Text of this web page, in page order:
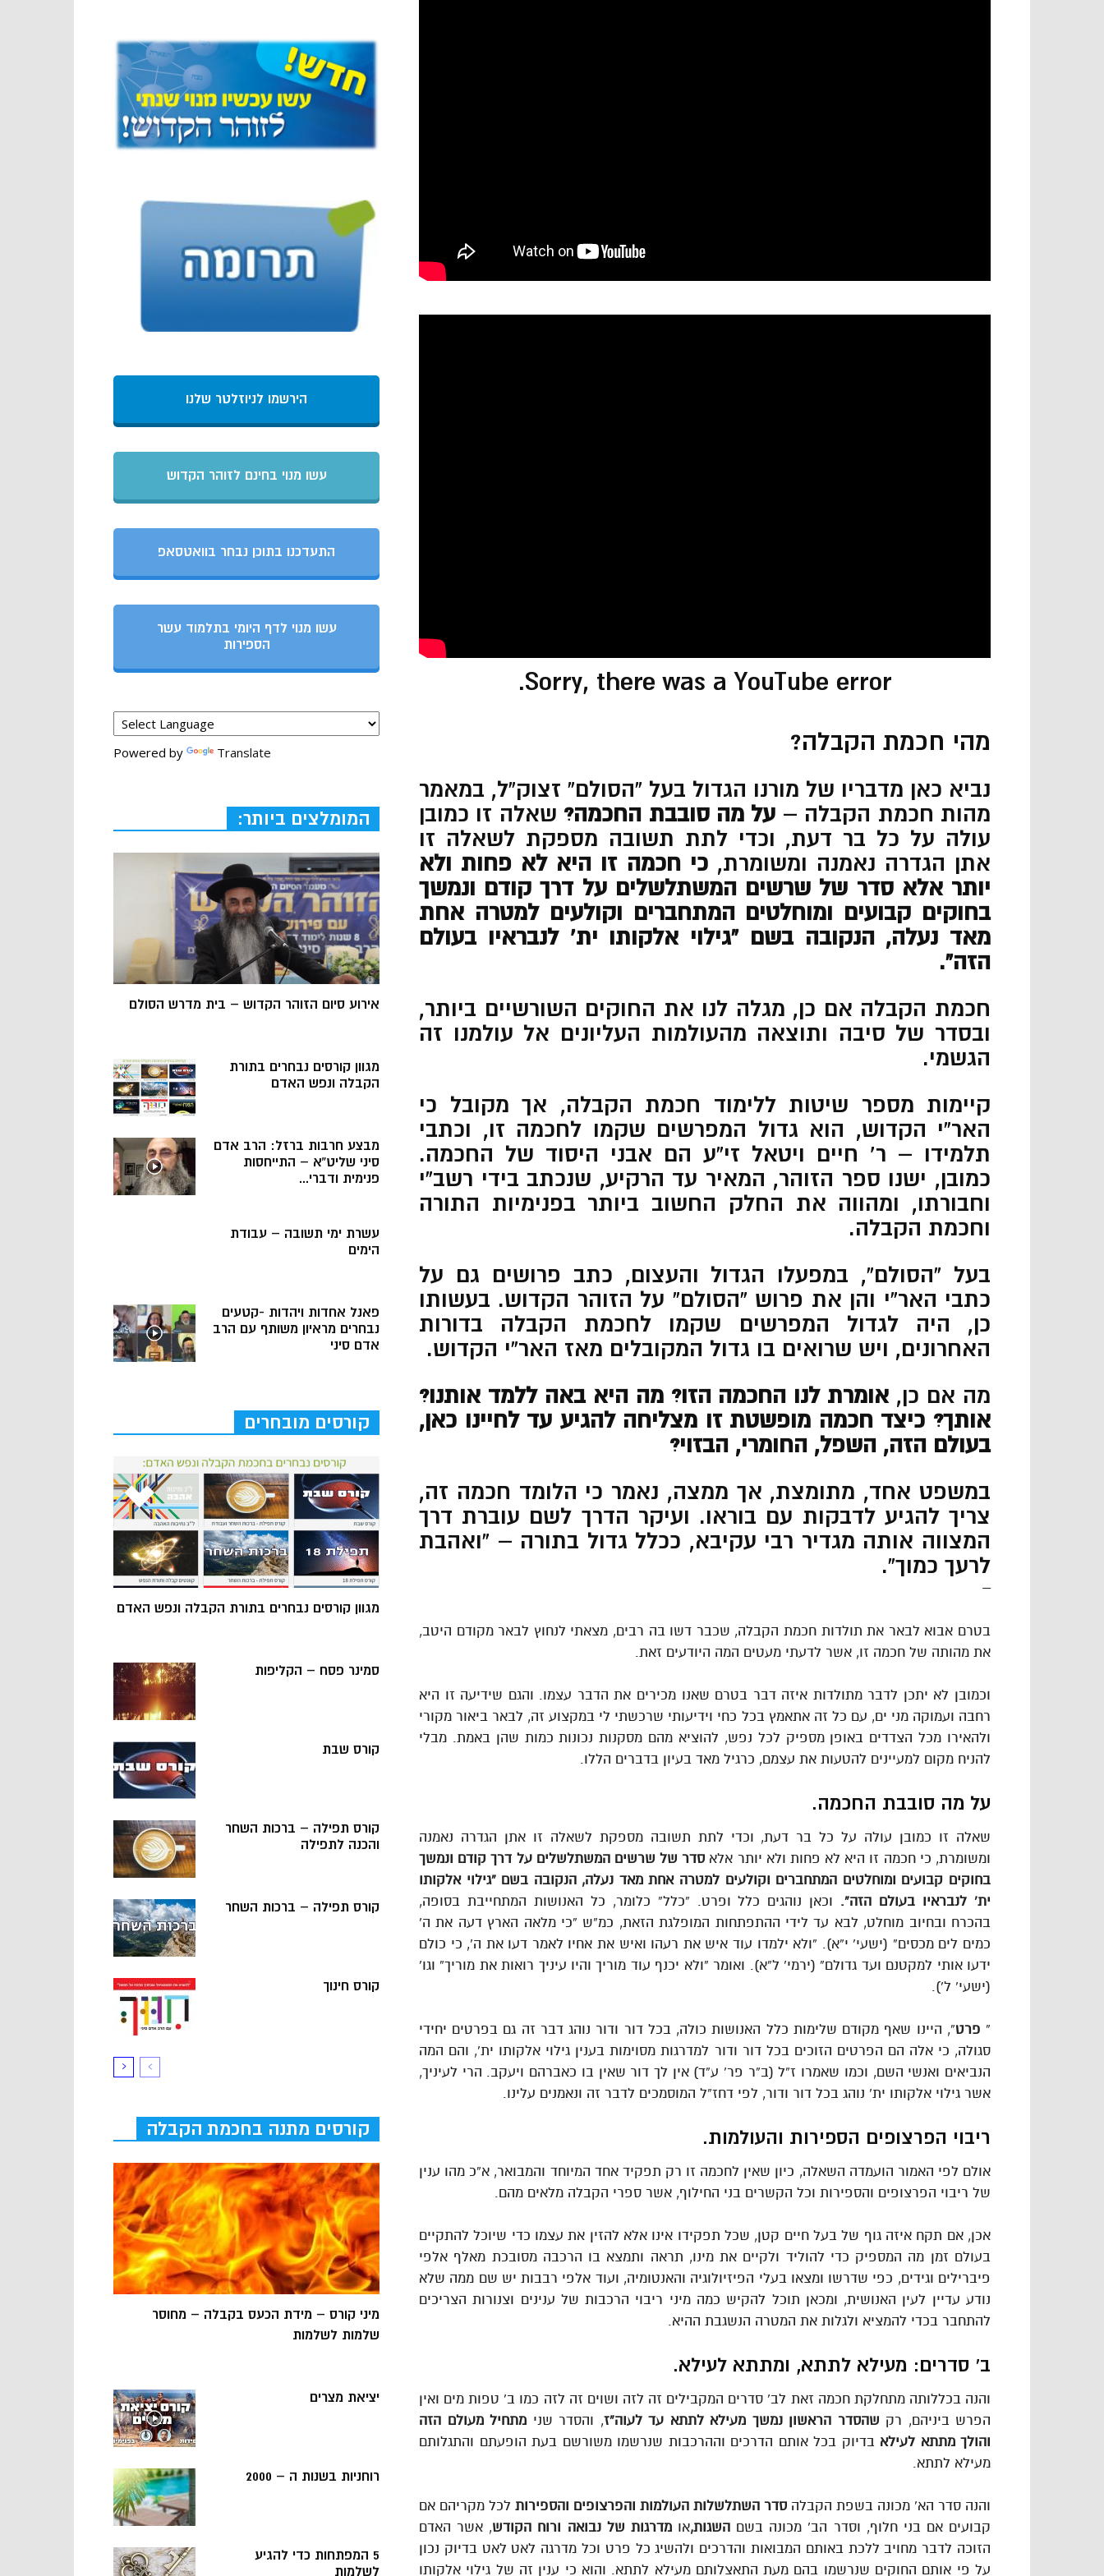
Sorry, there was a YouTube error.
מהי חכמת הקבלה?
נביא כאן מדבריו של מורנו הגדול בעל “הסולם” זצוק”ל, במאמר
מהות חכמת הקבלה – על מה סובבת החכמה? שאלה זו כמובן
עולה על כל בר דעת, וכדי לתת תשובה מספקת לשאלה זו
אתן הגדרה נאמנה ומשומרת,כי חכמה זו היא לא פחות ולא
יותר אלא סדר של שרשים המשתלשלים על דרך קודם ונמשך
בחוקים קבועים ומוחלטים המתחברים וקולעים למטרה אחת
מאד נעלה, הנקובה בשם “גילוי אלקותו ית’ לנבראיו בעולם
הזה”.
חכמת הקבלה אם כן, מגלה לנו את החוקים השורשיים ביותר,
ובסדר של סיבה ותוצאה מהעולמות העליונים אל עולמנו זה
הגשמי.
קיימות מספר שיטות ללימוד חכמת הקבלה, אך מקובל כי
האר”י הקדוש, הוא גדול המפרשים שקמו לחכמה זו, וכתבי
תלמידו – ר’ חיים ויטאל זי”ע הם אבני היסוד של החכמה.
כמובן, ישנו ספר הזוהר, המאיר עד הרקיע, שנכתב בידי רשב”י
וחבורתו, ומהווה את החלק החשוב ביותר בפנימיות התורה
וחכמת הקבלה.
בעל “הסולם”, במפעלו הגדול והעצום, כתב פרושים גם על
כתבי האר”י והן את פרוש “הסולם” על הזוהר הקדוש. בעשותו
כן, היה לגדול המפרשים שקמו לחכמת הקבלה בדורות
האחרונים, ויש שרואים בו גדול המקובלים מאז האר”י הקדוש.
מה אם כן,אומרת לנו החכמה הזו? מה היא באה ללמד אותנו?
אותך? כיצד חכמה מופשטת זו מצליחה להגיע עד לחיינו כאן,
בעולם הזה, השפל, החומרי, הבזוי?
במשפט אחד, מתומצת, אך ממצה, נאמר כי הלומד חכמה זה,
צריך להגיע לדבקות עם בוראו. ועיקר הדרך לשם עוברת דרך
המצווה אותה מגדיר רבי עקיבא, ככלל גדול בתורה – “ואהבת
לרעך כמוך”.
–
בטרם אבוא לבאר את תולדות חכמת הקבלה, שכבר דשו בה רבים, מצאתי לנחוץ לבאר מקודם היטב,
את מהותה של חכמה זו, אשר לדעתי מעטים המה היודעים זאת.
וכמובן לא יתכן לדבר מתולדות איזה דבר בטרם שאנו מכירים את הדבר עצמו. והגם שידיעה זו היא
רחבה ועמוקה מני ים, עם כל זה אתאמץ בכל כחי וידיעותי שרכשתי לי במקצוע זה, לבאר ביאור מקורי
ולהאירו מכל הצדדים באופן מספיק לכל נפש, להוציא מהם מסקנות נכונות כמות שהן באמת. מבלי
להניח מקום למעיינים להטעות את עצמם, כרגיל מאד בעיון בדברים הללו.
על מה סובבת החכמה.
שאלה זו כמובן עולה על כל בר דעת, וכדי לתת תשובה מספקת לשאלה זו אתן הגדרה נאמנה
ומשומרת, כי חכמה זו היא לא פחות ולא יותר אלא סדר של שרשים המשתלשלים על דרך קודם ונמשך
בחוקים קבועים ומוחלטים המתחברים וקולעים למטרה אחת מאד נעלה, הנקובה בשם “גילוי אלקותו
ית’ לנבראיו בעולם הזה”. וכאן נוהגים כלל ופרט. “כלל” כלומר, כל האנושות המתחייבת בסופה,
בהכרח ובחיוב מוחלט, לבא עד לידי ההתפתחות המופלגת הזאת, כמ”ש “כי מלאה הארץ דעה את ה’
כמים לים מכסים” (ישעי’ י”א). “ולא ילמדו עוד איש את רעהו ואיש את אחיו לאמר דעו את ה’, כי כולם
ידעו אותי למקטנם ועד גדולם” (ירמי’ ל”א). ואומר “ולא יכנף עוד מוריך והיו עיניך רואות את מוריך” וגו’
(ישעי’ ל’).
” פרט“, היינו שאף מקודם שלימות כלל האנושות כולה, בכל דור ודור נוהג דבר זה גם בפרטים יחידי
סגולה, כי אלה הם הפרטים הזוכים בכל דור ודור למדרגות מסוימות בענין גילוי אלקותו ית’, והם המה
הנביאים ואנשי השם, וכמו שאמרו ז”ל (ב”ר פר’ ע”ד) אין לך דור שאין בו כאברהם ויעקב. הרי לעיניך,
אשר גילוי אלקותו ית’ נוהג בכל דור ודור, לפי דחז”ל המוסמכים לדבר זה ונאמנים עלינו.
ריבוי הפרצופים הספירות והעולמות.
אולם לפי האמור הועמדה השאלה, כיון שאין לחכמה זו רק תפקיד אחד המיוחד והמבואר, א”כ מהו ענין
של ריבוי הפרצופים והספירות וכל הקשרים בני החילוף, אשר ספרי הקבלה מלאים מהם.
אכן, אם תקח איזה גוף של בעל חיים קטן, שכל תפקידו אינו אלא להזין את עצמו כדי שיוכל להתקיים
בעולם זמן מה המספיק כדי להוליד ולקיים את מינו, תראה ותמצא בו הרכבה מסובכת מאלף אלפי
פיברילים וגידים, כפי שדרשו ומצאו בעלי הפיזיולוגיה והאנטומיה, ועוד אלפי רבבות יש שם ממה שלא
נודע עדיין לעין האנושית, ומכאן תוכל להקיש כמה מיני ריבוי הרכבות של ענינים וצנורות הצריכים
להתחבר בכדי להמציא ולגלות את המטרה הנשגבת ההיא.
ב’ סדרים: מעילא לתתא, ומתתא לעילא.
והנה בכללותה מתחלקת חכמה זאת לב’ סדרים המקבילים זה לזה ושוים זה לזה כמו ב’ טפות מים ואין
הפרש ביניהם, רק שהסדר הראשון נמשך מעילא לתתא עד לעוה”ז, והסדר שני מתחיל מעולם הזה
והולך מתתא לעילא בדיוק בכל אותם הדרכים וההרכבות שנרשמו משורשם בעת הופעתם והתגלותם
מעילא לתתא.
והנה סדר הא’ מכונה בשפת הקבלה סדר השתלשלות העולמות והפרצופים והספירות לכל מקריהם אם
קבועים אם בני חלוף, וסדר הב’ מכונה בשםהשגות,אומדרגות של נבואה ורוח הקודש, אשר האדם
הזוכה לדבר מחויב ללכת באותם המבואות והדרכים ולהשיג כל פרט וכל מדרגה לאט לאט בדיוק נכון
על פי אותם החוקים שנרשמו בהם מעת התאצלותם מעילא לתתא. והוא כי ענין זה של גילוי אלקותו
הירשמו לניוזלטר שלנו
עשו מנוי בחינם לזוהר הקדוש
התעדכנו בתוכן נבחר בוואטסאפ
עשו מנוי לדף היומי בתלמוד עשר
הספירות
Powered by Translate
המומלצים ביותר:
אירוע סיום הזוהר הקדוש – בית מדרש הסולם
מגוון קורסים נבחרים בתורת
הקבלה ונפש האדם
מבצע חרבות ברזל: הרב אדם
סיני שליט”א – התייחסות
פנימית ודברי...
עשרת ימי תשובה – עבודת
הימים
פאנל אחדות ויהדות -קטעים
נבחרים מראיון משותף עם הרב
אדם סיני
קורסים מובחרים
מגוון קורסים נבחרים בתורת הקבלה ונפש האדם
סמינר פסח – הקליפות
קורס שבת
קורס תפילה – ברכות השחר
והכנה לתפילה
קורס תפילה – ברכות השחר
קורס חינוך
קורסים מתנה בחכמת הקבלה
מיני קורס – מידת הכעס בקבלה – מחוסר
שלמות לשלמות
יציאת מצרים
רוחניות בשנות ה – 2000
5 המפתחות כדי להגיע
לשלמות